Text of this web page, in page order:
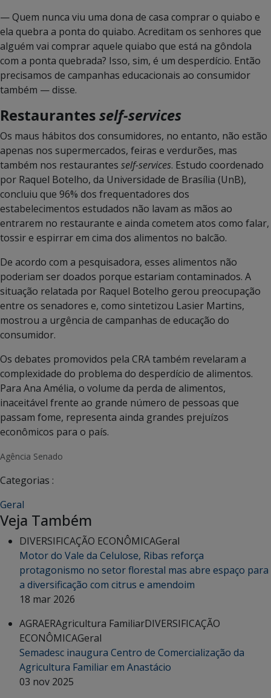
— Quem nunca viu uma dona de casa comprar o quiabo e
ela quebra a ponta do quiabo. Acreditam os senhores que
alguém vai comprar aquele quiabo que está na gôndola
com a ponta quebrada? Isso, sim, é um desperdício. Então
precisamos de campanhas educacionais ao consumidor
também — disse.
Restaurantesself-services
Os maus hábitos dos consumidores, no entanto, não estão
apenas nos supermercados, feiras e verdurões, mas
também nos restaurantes self-services. Estudo coordenado
por Raquel Botelho, da Universidade de Brasília (UnB),
concluiu que 96% dos frequentadores dos
estabelecimentos estudados não lavam as mãos ao
entrarem no restaurante e ainda cometem atos como falar,
tossir e espirrar em cima dos alimentos no balcão.
De acordo com a pesquisadora, esses alimentos não
poderiam ser doados porque estariam contaminados. A
situação relatada por Raquel Botelho gerou preocupação
entre os senadores e, como sintetizou Lasier Martins,
mostrou a urgência de campanhas de educação do
consumidor.
Os debates promovidos pela CRA também revelaram a
complexidade do problema do desperdício de alimentos.
Para Ana Amélia, o volume da perda de alimentos,
inaceitável frente ao grande número de pessoas que
passam fome, representa ainda grandes prejuízos
econômicos para o país.
Agência Senado
Categorias :
Geral
Veja Também
DIVERSIFICAÇÃO ECONÔMICAGeral
Motor do Vale da Celulose, Ribas reforça
protagonismo no setor florestal mas abre espaço para
a diversificação com citrus e amendoim
18 mar 2026
AGRAERAgricultura FamiliarDIVERSIFICAÇÃO
ECONÔMICAGeral
Semadesc inaugura Centro de Comercialização da
Agricultura Familiar em Anastácio
03 nov 2025